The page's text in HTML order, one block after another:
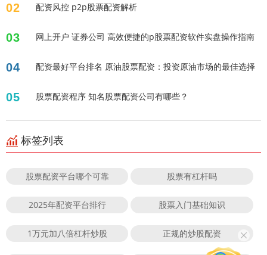
02 配资风控 p2p股票配资解析
03 网上开户 证券公司 高效便捷的p股票配资软件实盘操作指南
04 配资最好平台排名 原油股票配资：投资原油市场的最佳选择
05 股票配资程序 知名股票配资公司有哪些？
标签列表
股票配资平台哪个可靠 股票有杠杆吗
2025年配资平台排行 股票入门基础知识
1万元加八倍杠杆炒股 正规的炒股配资